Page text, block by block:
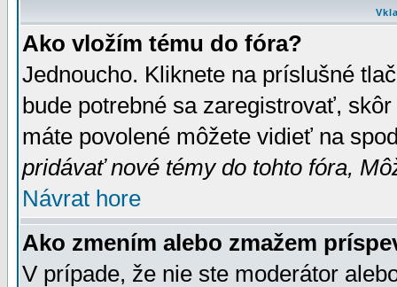
Ako vložím tému do fóra?
Jednoucho. Kliknete na príslušné
bude potrebné sa zaregistrovať,
máte povolené môžete vidieť na
pridávať nové témy do tohto fóra,
Návrat hore
Ako zmením alebo zmažem
V prípade, že nie ste moderátor